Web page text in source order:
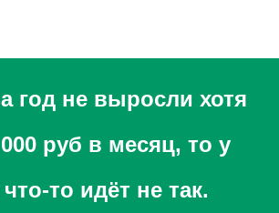
год не выросли хотя
руб в месяц, то у
то идёт не так.